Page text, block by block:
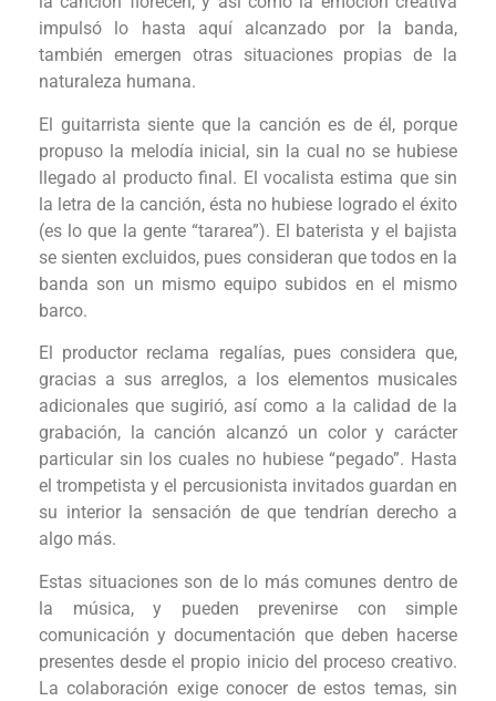
impulsó lo hasta aquí alcanzado por la banda,
también emergen otras situaciones propias de la
naturaleza humana.
El guitarrista siente que la canción es de él, porque
propuso la melodía inicial, sin la cual no se hubiese
llegado al producto final. El vocalista estima que sin
la letra de la canción, ésta no hubiese logrado el éxito
(es lo que la gente “tararea”). El baterista y el bajista
se sienten excluidos, pues consideran que todos en la
banda son un mismo equipo subidos en el mismo
barco.
El productor reclama regalías, pues considera que,
gracias a sus arreglos, a los elementos musicales
adicionales que sugirió, así como a la calidad de la
grabación, la canción alcanzó un color y carácter
particular sin los cuales no hubiese “pegado”. Hasta
el trompetista y el percusionista invitados guardan en
su interior la sensación de que tendrían derecho a
algo más.
Estas situaciones son de lo más comunes dentro de
la música, y pueden prevenirse con simple
comunicación y documentación que deben hacerse
presentes desde el propio inicio del proceso creativo.
La colaboración exige conocer de estos temas, sin